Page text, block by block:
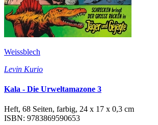
Weissblech
Levin Kurio
Kala - Die Urweltamazone 3
Heft, 68 Seiten, farbig, 24 x 17 x 0,3 cm
ISBN: 9783869590653